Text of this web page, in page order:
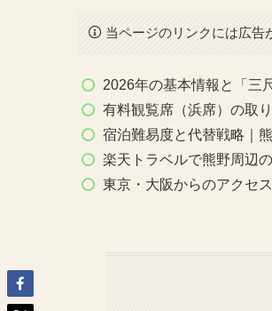
当ページのリンクには広告
2026年の基本情報と「三
有料観覧席（浜席）の取
宿泊難易度と代替戦略｜
楽天トラベルで熊野周辺
東京・大阪からのアクセ